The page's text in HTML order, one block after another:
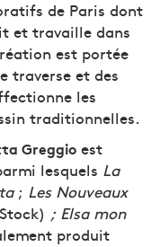
de Paris dont
et travaille dans
est portée
traverse et des
les
traditionnelles.
Greggio est
lesquels La
; Les Nouveaux
; Elsa mon
produit